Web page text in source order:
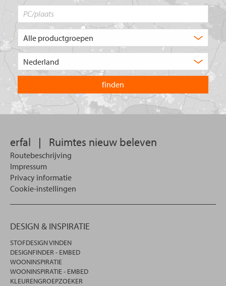
product
u?
land
waarin
u
wilt
zoeken.
erfal | Ruimtes nieuw beleven
Routebeschrijving
Impressum
Privacy informatie
Cookie-instellingen
DESIGN & INSPIRATIE
STOFDESIGN VINDEN
DESIGNFINDER - EMBED
WOONINSPIRATIE
WOONINSPIRATIE - EMBED
KLEURENGROEPZOEKER